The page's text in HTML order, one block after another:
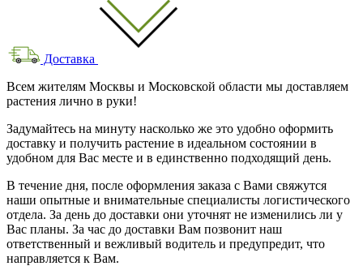
Доставка
Всем жителям Москвы и Московской области мы доставляем
растения лично в руки!
Задумайтесь на минуту насколько же это удобно оформить
доставку и получить растение в идеальном состоянии в
удобном для Вас месте и в единственно подходящий день.
В течение дня, после оформления заказа с Вами свяжутся
наши опытные и внимательные специалисты логистического
отдела. За день до доставки они уточнят не изменились ли у
Вас планы. За час до доставки Вам позвонит наш
ответственный и вежливый водитель и предупредит, что
направляется к Вам.